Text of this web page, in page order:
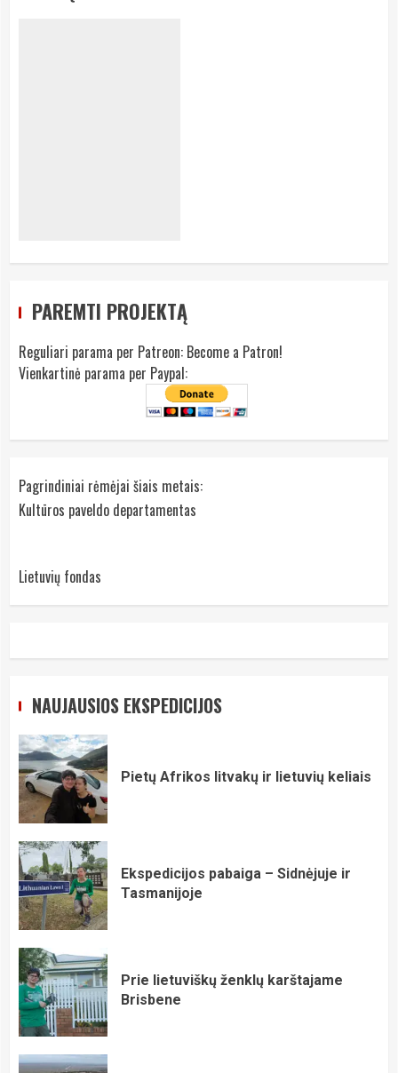
PAREMTI PROJEKTĄ
Reguliari parama per Patreon: Become a Patron!
Vienkartinė parama per Paypal:
Pagrindiniai rėmėjai šiais metais:
Kultūros paveldo departamentas
Lietuvių fondas
NAUJAUSIOS EKSPEDICIJOS
Pietų Afrikos litvakų ir lietuvių keliais
Ekspedicijos pabaiga – Sidnėjuje ir
Tasmanijoje
Prie lietuviškų ženklų karštajame
Brisbene